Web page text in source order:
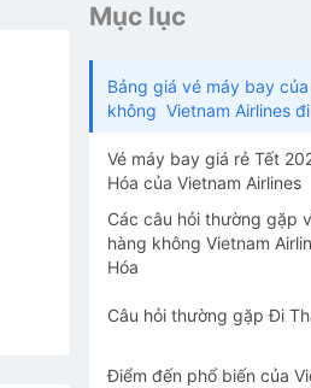
Mục lục
Bảng giá vé máy bay
không Vietnam Airlines
Vé máy bay giá rẻ Tết
Hóa của Vietnam Airlines
Các câu hỏi thường gặp
hàng không Vietnam
Hóa
Câu hỏi thường gặp Đi
Điểm đến phổ biến của